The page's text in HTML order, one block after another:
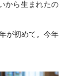
から生まれたの
が初めて。今年